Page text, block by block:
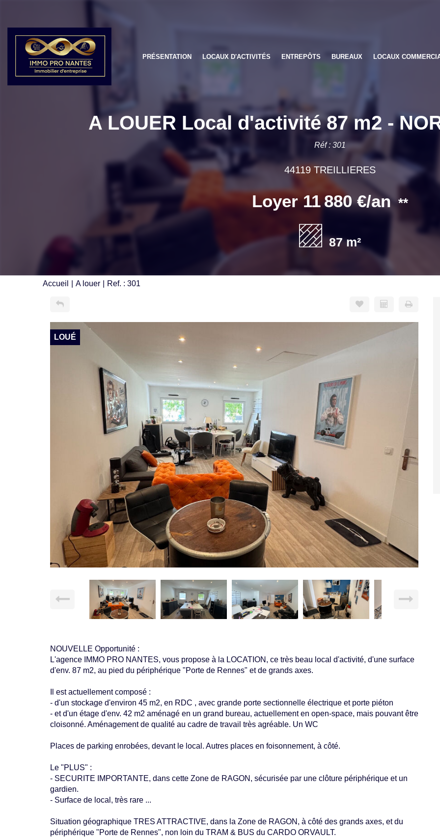
PRÉSENTATION LOCAUX D'ACTIVITÉS ENTREPÔTS BUREAUX LOCAUX
A LOUER Local d'activité 87 m2 -
Réf : 301
44119 TREILLIERES
Loyer 11 880 €/an **
87 m²
Accueil A louer Ref. : 301
LOUÉ
NOUVELLE Opportunité :
L'agence IMMO PRO NANTES, vous propose à la LOCATION, ce très beau local d'activité, d'une surface
d'env. 87 m2, au pied du périphérique "Porte de Rennes" et de grands axes.
Il est actuellement composé :
- d'un stockage d'environ 45 m2, en RDC , avec grande porte sectionnelle électrique et porte piéton
- et d'un étage d'env. 42 m2 aménagé en un grand bureau, actuellement en open-space, mais pouvant être
cloisonné. Aménagement de qualité au cadre de travail très agréable. Un WC
Places de parking enrobées, devant le local. Autres places en foisonnement, à côté.
Le "PLUS" :
- SECURITE IMPORTANTE, dans cette Zone de RAGON, sécurisée par une clôture périphérique et un
gardien.
- Surface de local, très rare ...
Situation géographique TRES ATTRACTIVE, dans la Zone de RAGON, à côté des grands axes, et du
périphérique "Porte de Rennes", non loin du TRAM & BUS du CARDO ORVAULT.